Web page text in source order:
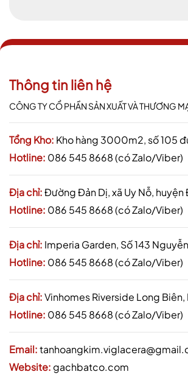
Thông tin liên hệ
CÔNG TY CỔ PHẦN SẢN XUẤT VÀ THƯƠNG
Tổng Kho: Kho hàng 3000m2, số 105
Hotline: 086 545 8668 (có Zalo/Viber)
Địa chỉ:Đường Đản Dị, xã Uy Nỗ, huyện
Hotline: 086 545 8668 (có Zalo/Viber)
Địa chỉ: Imperia Garden, Số 143
Hotline: 086 545 8668 (có Zalo/Viber)
Địa chỉ:Vinhomes Riverside Long Biên,
Hotline: 086 545 8668 (có Zalo/Viber)
Email:
Website:gachbatco.com